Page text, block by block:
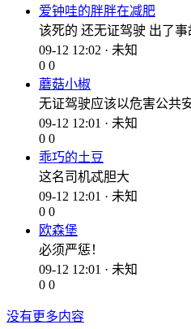
爱钟哇的胖胖在减肥
该死的 还无证驾驶 出了
09-12 12:02 · 未知
0 0
蘑菇小椒
无证驾驶应该以危害公共
09-12 12:01 · 未知
0 0
乖巧的土豆
这名司机忒胆大
09-12 12:01 · 未知
0 0
欧森堡
必须严惩！
09-12 12:01 · 未知
0 0
没有更多内容